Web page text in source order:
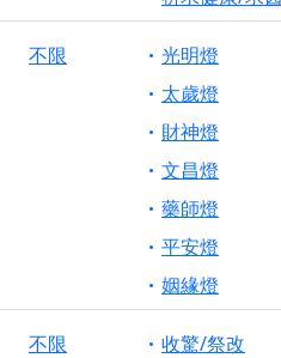
不限
光明燈
太歲燈
財神燈
文昌燈
藥師燈
平安燈
姻緣燈
不限
收驚/祭改